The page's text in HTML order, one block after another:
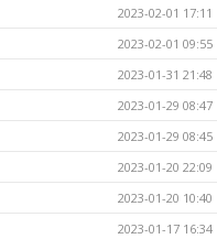
2023-02-01 17:11
2023-02-01 09:55
2023-01-31 21:48
2023-01-29 08:47
2023-01-29 08:45
2023-01-20 22:09
2023-01-20 10:40
2023-01-17 16:34